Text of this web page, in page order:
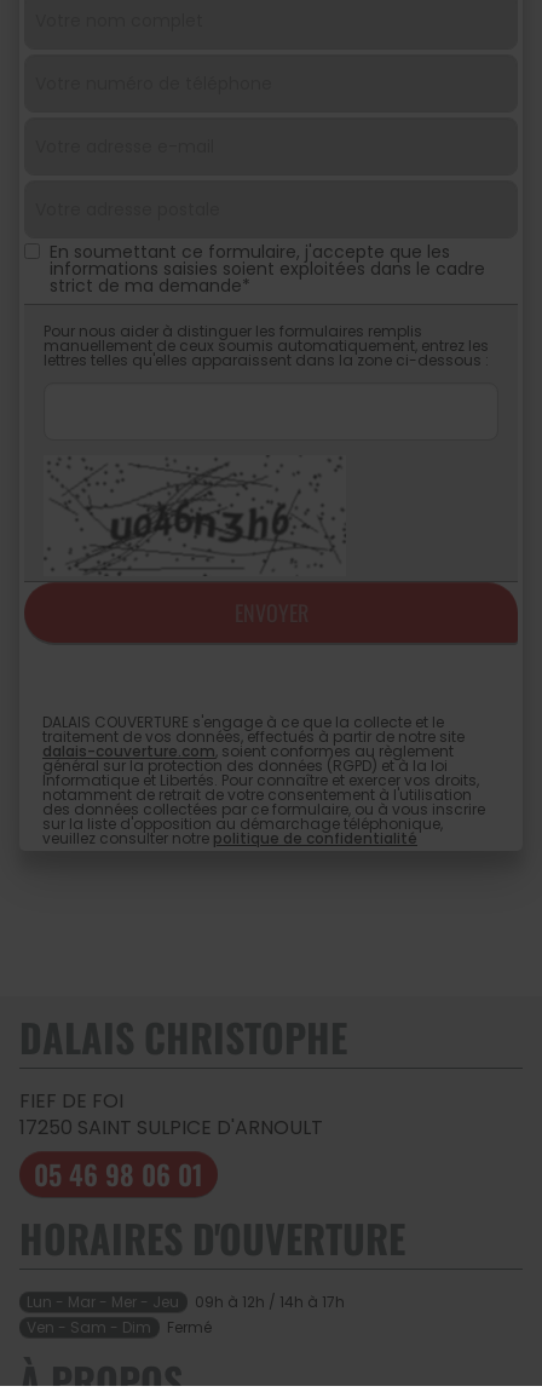
En soumettant ce formulaire, j'accepte que les
informations saisies soient exploitées dans le cadre
strict de ma demande*
Pour nous aider à distinguer les formulaires remplis
manuellement de ceux soumis automatiquement, entrez les
lettres telles qu'elles apparaissent dans la zone ci-dessous :
DALAIS COUVERTURE s'engage à ce que la collecte et le
traitement de vos données, effectués à partir de notre site
dalais-couverture.com, soient conformes au règlement
général sur la protection des données (RGPD) et à la loi
Informatique et Libertés. Pour connaître et exercer vos droits,
notamment de retrait de votre consentement à l'utilisation
des données collectées par ce formulaire, ou à vous inscrire
sur la liste d'opposition au démarchage téléphonique,
veuillez consulter notre politique de confidentialité
DALAIS CHRISTOPHE
FIEF DE FOI
17250 SAINT SULPICE D'ARNOULT
05 46 98 06 01
HORAIRES D'OUVERTURE
Lun - Mar - Mer - Jeu
09h à 12h / 14h à 17h
Ven - Sam - Dim
Fermé
À PROPOS